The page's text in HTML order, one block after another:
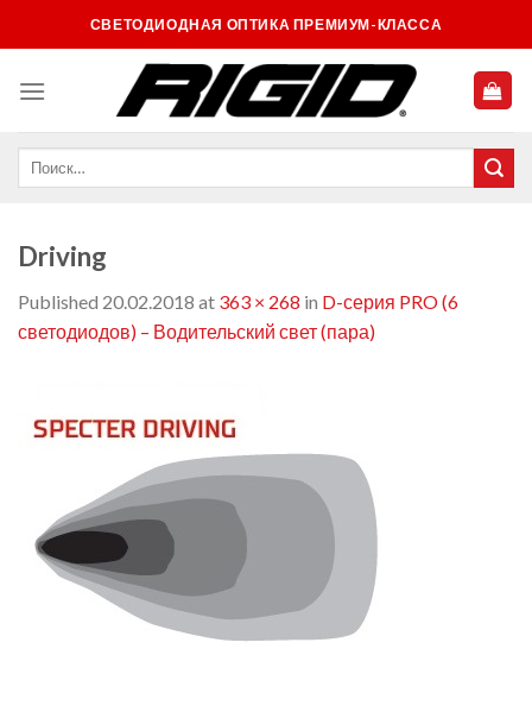
to
СВЕТОДИОДНАЯ ОПТИКА ПРЕМИУМ-КЛАССА
Driving
Published 20.02.2018 at 363 × 268 in D-серия PRO (6
светодиодов) – Водительский свет (пара)